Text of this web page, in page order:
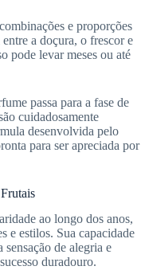
e proporções
a doçura, o frescor e
pode levar meses ou até
passa para a fase de
cuidadosamente
desenvolvida pelo
para ser apreciada por
ao longo dos anos,
e estilos. Sua capacidade
de alegria e
duradouro.